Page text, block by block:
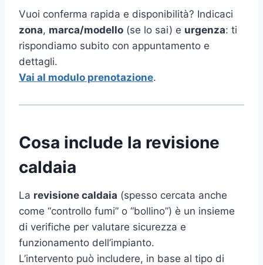
Vuoi conferma rapida e disponibilità? Indicaci
zona, marca/modello (se lo sai) e urgenza: ti
rispondiamo subito con appuntamento e
dettagli.
Vai al modulo prenotazione.
Cosa include la revisione
caldaia
La revisione caldaia (spesso cercata anche
come “controllo fumi” o “bollino”) è un insieme
di verifiche per valutare sicurezza e
funzionamento dell’impianto.
L’intervento può includere, in base al tipo di